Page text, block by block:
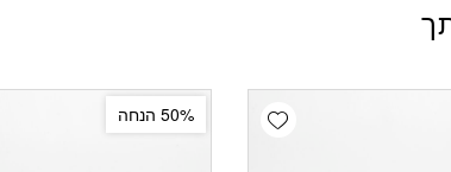
Add wishlist50% הנחה